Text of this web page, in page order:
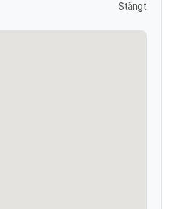
Stängt